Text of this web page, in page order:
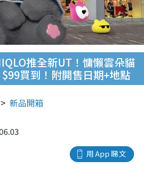
推全新UT！慵懶雲朵貓
買到！附開售日期+地點
新品開箱
用 App 睇文